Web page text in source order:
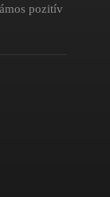
pozitív